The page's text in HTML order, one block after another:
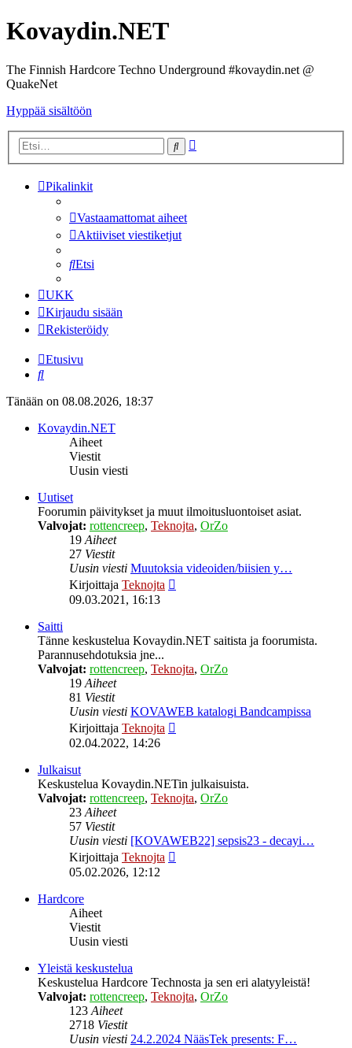
Kovaydin.NET
The Finnish Hardcore Techno Underground #kovaydin.net @
QuakeNet
Hyppää sisältöön
Etsi
Pikalinkit
Vastaamattomat aiheet
Aktiiviset viestiketjut
Etsi
UKK
Kirjaudu sisään
Rekisteröidy
Etusivu
Etsi
Tänään on 08.08.2026, 18:37
Kovaydin.NET
Aiheet
Viestit
Uusin viesti
Uutiset
Foorumin päivitykset ja muut ilmoitusluontoiset asiat.
Valvojat: rottencreep, Teknojta, OrZo
19Aiheet
27 Viestit
Uusin viesti Muutoksia videoiden/biisien y…
Kirjoittaja Teknojta
09.03.2021, 16:13
Saitti
Tänne keskustelua Kovaydin.NET saitista ja foorumista.
Parannusehdotuksia jne...
Valvojat: rottencreep, Teknojta, OrZo
19Aiheet
81 Viestit
Uusin viesti KOVAWEB katalogi Bandcampissa
Kirjoittaja Teknojta
02.04.2022, 14:26
Julkaisut
Keskustelua Kovaydin.NETin julkaisuista.
Valvojat: rottencreep, Teknojta, OrZo
23Aiheet
57 Viestit
Uusin viesti [KOVAWEB22] sepsis23 - decayi…
Kirjoittaja Teknojta
05.02.2026, 12:12
Hardcore
Aiheet
Viestit
Uusin viesti
Yleistä keskustelua
Keskustelua Hardcore Technosta ja sen eri alatyyleistä!
Valvojat: rottencreep, Teknojta, OrZo
123Aiheet
2718 Viestit
Uusin viesti 24.2.2024 NääsTek presents: F…